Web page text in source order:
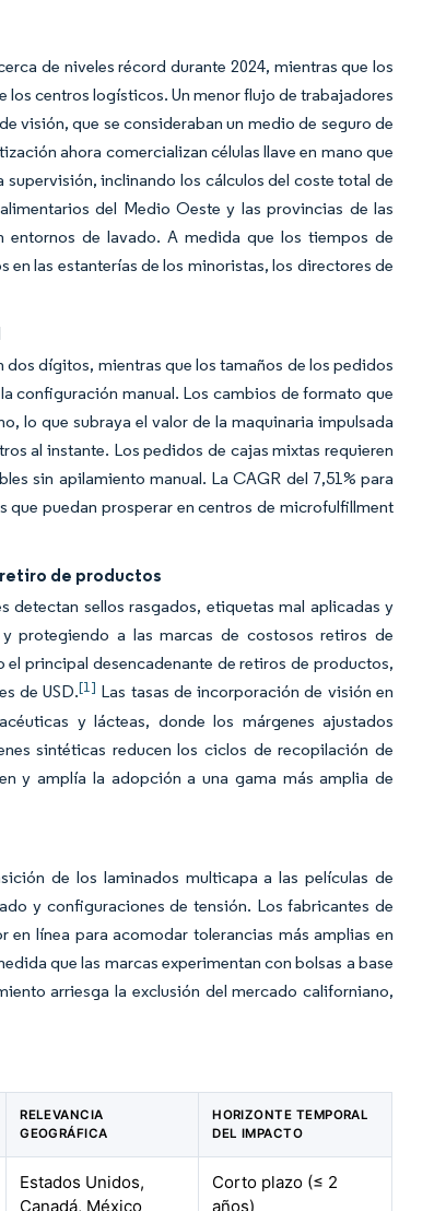
de niveles récord durante 2024, mientras que los
centros logísticos. Un menor flujo de trabajadores
visión, que se consideraban un medio de seguro de
ahora comercializan células llave en mano que
inclinando los cálculos del coste total de
del Medio Oeste y las provincias de las
de lavado. A medida que los tiempos de
las estanterías de los minoristas, los directores de
dos dígitos, mientras que los tamaños de los pedidos
configuración manual. Los cambios de formato que
lo que subraya el valor de la maquinaria impulsada
al instante. Los pedidos de cajas mixtas requieren
sin apilamiento manual. La CAGR del 7,51% para
puedan prosperar en centros de microfulfillment
de productos
detectan sellos rasgados, etiquetas mal aplicadas y
protegiendo a las marcas de costosos retiros de
principal desencadenante de retiros de productos,
de USD.[1] Las tasas de incorporación de visión en
y lácteas, donde los márgenes ajustados
sintéticas reducen los ciclos de recopilación de
y amplía la adopción a una gama más amplia de
de los laminados multicapa a las películas de
y configuraciones de tensión. Los fabricantes de
línea para acomodar tolerancias más amplias en
que las marcas experimentan con bolsas a base
arriesga la exclusión del mercado californiano,
RELEVANCIA
GEOGRÁFICA
HORIZONTE TEMPORAL
DEL IMPACTO
Estados Unidos,
Canadá, México
Corto plazo (≤ 2
años)